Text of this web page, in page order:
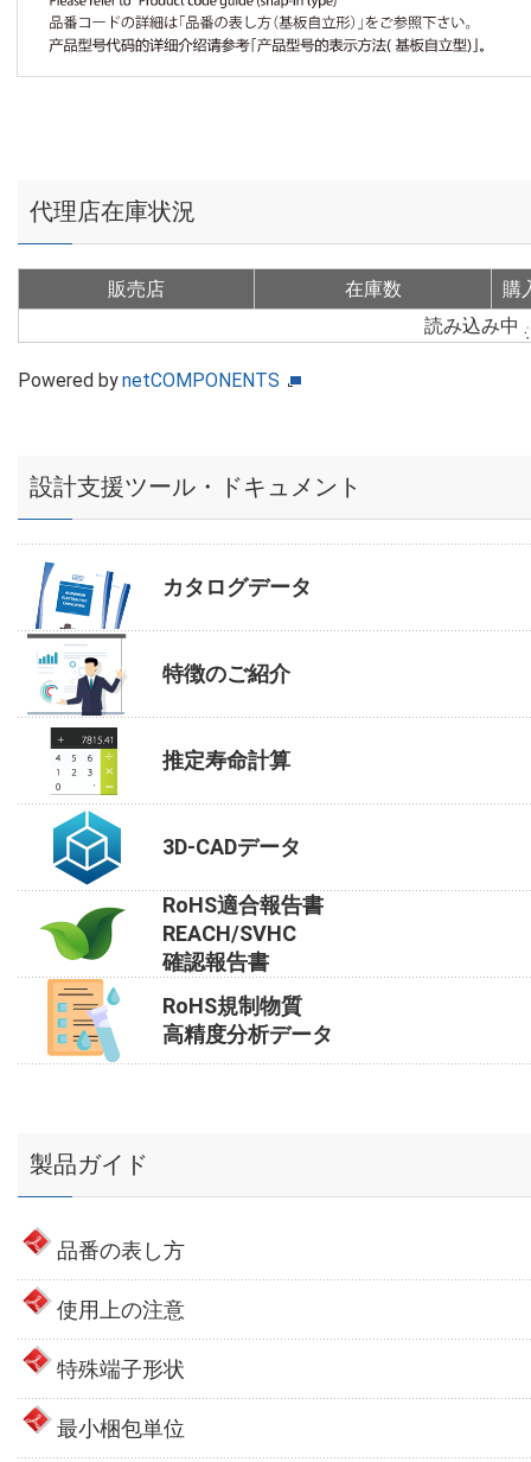
代理店在庫状況
販売店 在庫数
購
読み込み中
Powered bynetCOMPONENTS
設計支援ツール・ドキュメント
カタログデータ
特徴のご紹介
推定寿命計算
3D-CADデータ
RoHS適合報告書
REACH/SVHC
確認報告書
RoHS規制物質
高精度分析データ
製品ガイド
品番の表し方
使用上の注意
特殊端子形状
最小梱包単位